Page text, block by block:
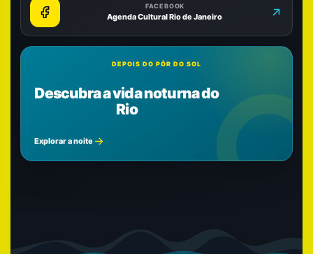
FACEBOOK
Agenda Cultural Rio de Janeiro
DEPOIS DO PÔR DO SOL
Descubra a vida noturna do
Rio
Explorar a noite